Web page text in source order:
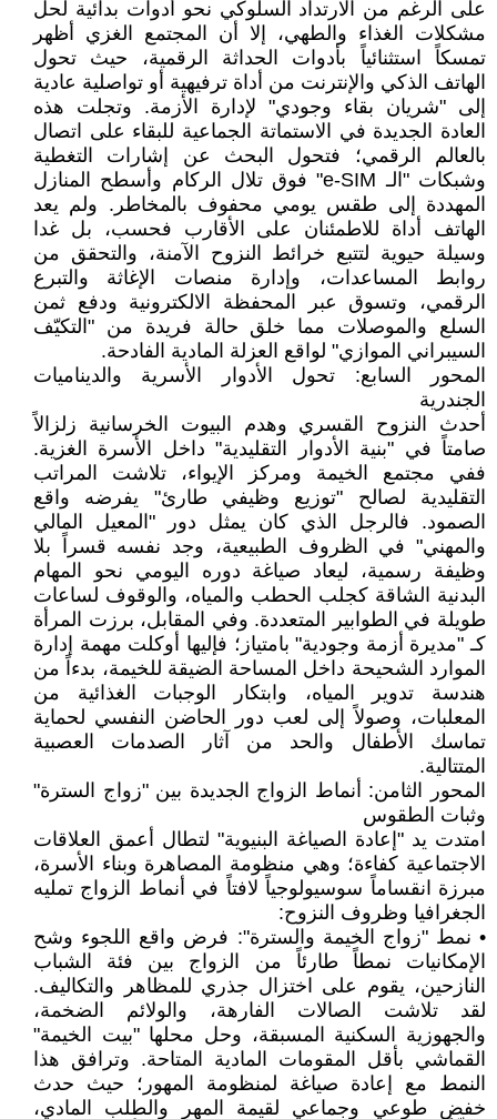
على الرغم من الارتداد السلوكي نحو أدوات بدائية لحل
مشكلات الغذاء والطهي، إلا أن المجتمع الغزي أظهر
تمسكاً استثنائياً بأدوات الحداثة الرقمية، حيث تحول
الهاتف الذكي والإنترنت من أداة ترفيهية أو تواصلية عادية
إلى "شريان بقاء وجودي" لإدارة الأزمة. وتجلت هذه
العادة الجديدة في الاستماتة الجماعية للبقاء على اتصال
بالعالم الرقمي؛ فتحول البحث عن إشارات التغطية
وشبكات "الـ e-SIM" فوق تلال الركام وأسطح المنازل
المهددة إلى طقس يومي محفوف بالمخاطر. ولم يعد
الهاتف أداة للاطمئنان على الأقارب فحسب، بل غدا
وسيلة حيوية لتتبع خرائط النزوح الآمنة، والتحقق من
روابط المساعدات، وإدارة منصات الإغاثة والتبرع
الرقمي، وتسوق عبر المحفظة الالكترونية ودفع ثمن
السلع والموصلات مما خلق حالة فريدة من "التكيّف
السيبراني الموازي" لواقع العزلة المادية الفادحة.
المحور السابع: تحول الأدوار الأسرية والديناميات
الجندرية
أحدث النزوح القسري وهدم البيوت الخرسانية زلزالاً
صامتاً في "بنية الأدوار التقليدية" داخل الأسرة الغزية.
ففي مجتمع الخيمة ومركز الإيواء، تلاشت المراتب
التقليدية لصالح "توزيع وظيفي طارئ" يفرضه واقع
الصمود. فالرجل الذي كان يمثل دور "المعيل المالي
والمهني" في الظروف الطبيعية، وجد نفسه قسراً بلا
وظيفة رسمية، ليعاد صياغة دوره اليومي نحو المهام
البدنية الشاقة كجلب الحطب والمياه، والوقوف لساعات
طويلة في الطوابير المتعددة. وفي المقابل، برزت المرأة
كـ "مديرة أزمة وجودية" بامتياز؛ فإليها أوكلت مهمة إدارة
الموارد الشحيحة داخل المساحة الضيقة للخيمة، بدءاً من
هندسة تدوير المياه، وابتكار الوجبات الغذائية من
المعلبات، وصولاً إلى لعب دور الحاضن النفسي لحماية
تماسك الأطفال والحد من آثار الصدمات العصبية
المتتالية.
المحور الثامن: أنماط الزواج الجديدة بين "زواج السترة"
وثبات الطقوس
امتدت يد "إعادة الصياغة البنيوية" لتطال أعمق العلاقات
الاجتماعية كفاءة؛ وهي منظومة المصاهرة وبناء الأسرة،
مبرزة انقساماً سوسيولوجياً لافتاً في أنماط الزواج تمليه
الجغرافيا وظروف النزوح:
• نمط "زواج الخيمة والسترة": فرض واقع اللجوء وشح
الإمكانيات نمطاً طارئاً من الزواج بين فئة الشباب
النازحين، يقوم على اختزال جذري للمظاهر والتكاليف.
لقد تلاشت الصالات الفارهة، والولائم الضخمة،
والجهوزية السكنية المسبقة، وحل محلها "بيت الخيمة"
القماشي بأقل المقومات المادية المتاحة. وترافق هذا
النمط مع إعادة صياغة لمنظومة المهور؛ حيث حدث
خفض طوعي وجماعي لقيمة المهر والطلب المادي،